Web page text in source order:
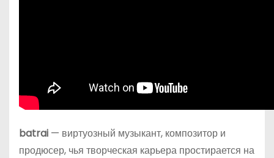
batrai — виртуозный музыкант, композитор и
продюсер, чья творческая карьера простирается на